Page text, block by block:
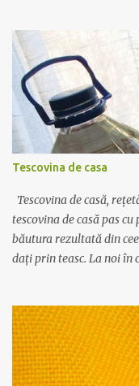
linguri de ulei sa se
timp, intr-o tigaie se
spalata si taiata
translucida se adauga
si uleiul, si imediat se
supa de oase, daca aveti
formeze cocoloase de
Tescovina de casa
Tescovina de casă,
tescovina de casă pas cu
băutura rezultată din
dați prin teasc. La noi în
din zeamă e bine să
plastic și se așteaptă
3 luni, nu e nici o
celui din poză (dar e